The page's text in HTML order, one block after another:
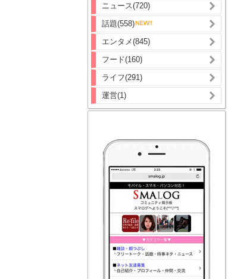
ニュース(720)
話題(558)
エンタメ(845)
フード(160)
ライフ(291)
運営(1)